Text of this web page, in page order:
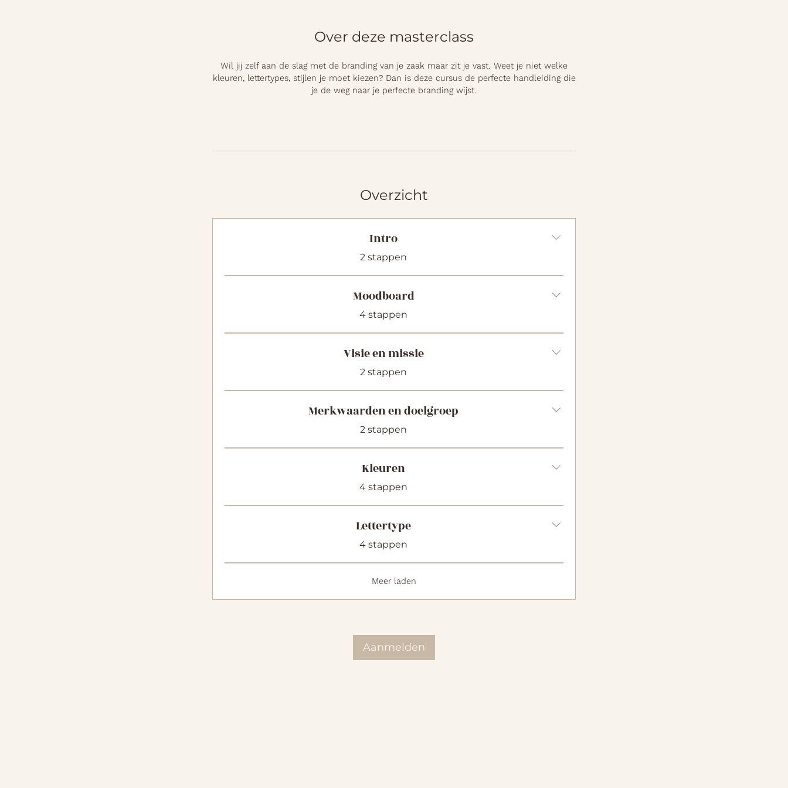
Over deze masterclass
Wil jij zelf aan de slag met de branding van je zaak maar zit je vast. Weet je niet welke
kleuren, lettertypes, stijlen je moet kiezen? Dan is deze cursus de perfecte handleiding die
Overzicht
Intro
.
2 stappen
Moodboard
.
4 stappen
Visie en missie
.
2 stappen
Merkwaarden en doelgroep
.
2 stappen
Kleuren
.
4 stappen
Lettertype
.
4 stappen
Meer laden
Aanmelden